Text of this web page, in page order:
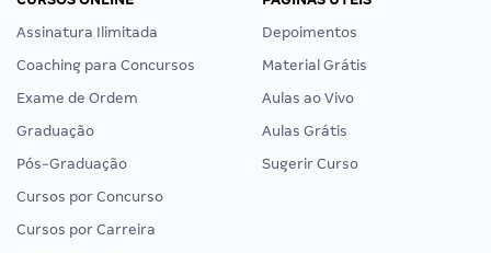
Assinatura Ilimitada
Coaching para Concursos
Exame de Ordem
Graduação
Pós-Graduação
Cursos por Concurso
Cursos por Carreira
Depoimentos
Material Grátis
Aulas ao Vivo
Aulas Grátis
Sugerir Curso